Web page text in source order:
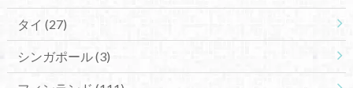
タイ (27)
シンガポール(3)